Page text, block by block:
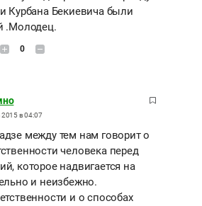
Курбана Бекиевича были
.Молодец.
0
2015 в 04:07
между тем нам говорит о
человека перед
которое надвигается на
и неизбежно.
и о способах